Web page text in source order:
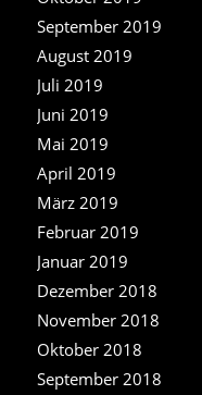
September 2019
August 2019
Juli 2019
Juni 2019
Mai 2019
April 2019
März 2019
Februar 2019
Januar 2019
Dezember 2018
November 2018
Oktober 2018
September 2018